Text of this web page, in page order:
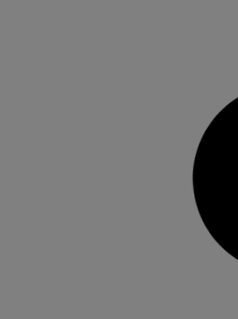
Torrent
Setmana
Després d’haver